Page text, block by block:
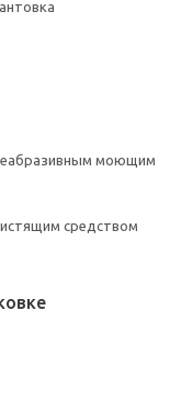
моющим
средством